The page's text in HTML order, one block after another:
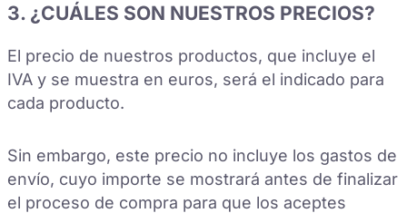
3. ¿CUÁLES SON NUESTROS PRECIOS?
El precio de nuestros productos, que incluye el
IVA y se muestra en euros, será el indicado para
cada producto.
Sin embargo, este precio no incluye los gastos de
envío, cuyo importe se mostrará antes de finalizar
el proceso de compra para que los aceptes